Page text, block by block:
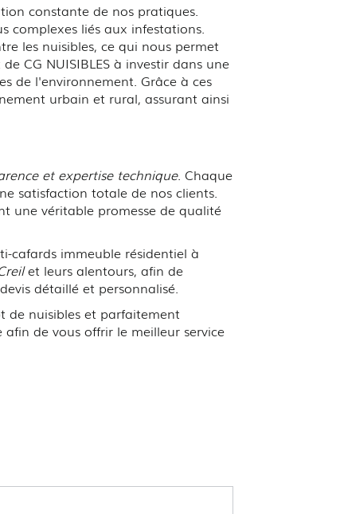
constante de nos pratiques.
complexes liés aux infestations.
les nuisibles, ce qui nous permet
CG NUISIBLES à investir dans une
de l'environnement. Grâce à ces
urbain et rural, assurant ainsi
et expertise technique. Chaque
satisfaction totale de nos clients.
une véritable promesse de qualité
cafards immeuble résidentiel à
et leurs alentours, afin de
détaillé et personnalisé.
de nuisibles et parfaitement
de vous offrir le meilleur service